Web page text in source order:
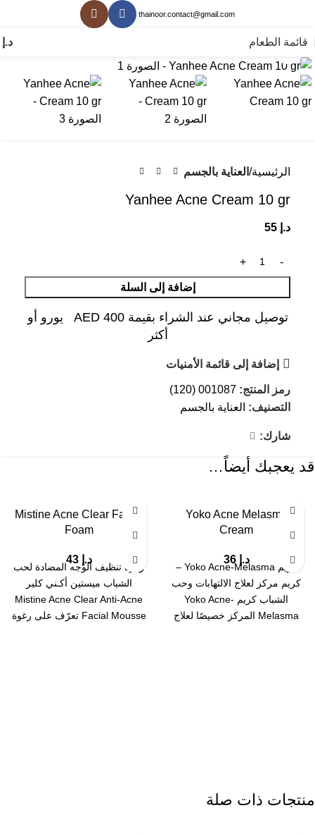
thainoor.contact@gmail.com
قائمة الطعام د.إ
انقر للتكبير
الرئيسية العناية بالجسم
Yanhee Acne Cream 10 gr
د.إ
إضافة إلى السلة
توصيل مجاني عند الشراء بقيمة AED 400 يورو أو
أكثر
إضافة إلى قائمة الأمنيات
رمز المنتج: 001087 (120)
التصنيف: العناية بالجسم
شارك:
قد يعجبك أيضاً…
Yoko Acne Melasma
Cream
د.إ 36
كريم Yoko Acne-Melasma –
كريم مركز لعلاج الالتهابات وحب
الشباب كريم Yoko Acne-
Melasma المركز خصيصًا لعلاج
Mistine Acne Clear Facial
Foam
د.إ 43
رغوة تنظيف الوجه المضادة لحب
الشباب ميستين أكـني كلير
Mistine Acne Clear Anti-Acne
Facial Mousse تعرّف على رغوة
منتجات ذات صلة